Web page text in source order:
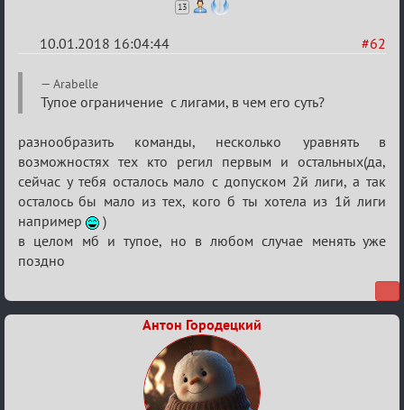
13
#62
10.01.2018 16:04:44
Re:
Обсуждение
«Менеджер
Мафии»
Arabelle
Тупое ограничение с лигами, в чем его суть?
разнообразить команды, несколько уравнять в
возможностях тех кто регил первым и остальных(да,
сейчас у тебя осталось мало с допуском 2й лиги, а так
осталось бы мало из тех, кого б ты хотела из 1й лиги
например
)
в целом мб и тупое, но в любом случае менять уже
поздно
Антон Городецкий